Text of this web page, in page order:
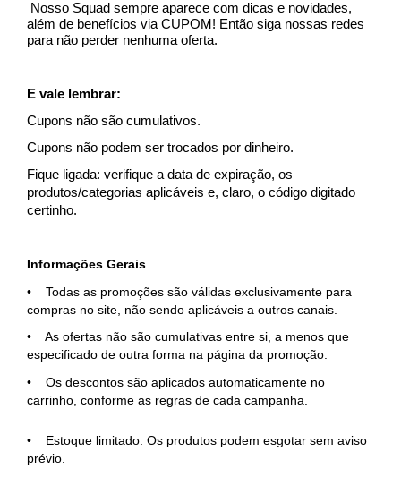
Nosso Squad sempre aparece com dicas e novidades,
além de benefícios via CUPOM! Então siga nossas redes
para não perder nenhuma oferta.
E vale lembrar:
Cupons não são cumulativos.
Cupons não podem ser trocados por dinheiro.
Fique ligada: verifique a data de expiração, os
produtos/categorias aplicáveis e, claro, o código digitado
certinho.
Informações Gerais
•    Todas as promoções são válidas exclusivamente para
compras no site, não sendo aplicáveis a outros canais.
•    As ofertas não são cumulativas entre si, a menos que
especificado de outra forma na página da promoção.
•    Os descontos são aplicados automaticamente no
carrinho, conforme as regras de cada campanha.
•    Estoque limitado. Os produtos podem esgotar sem aviso
prévio.